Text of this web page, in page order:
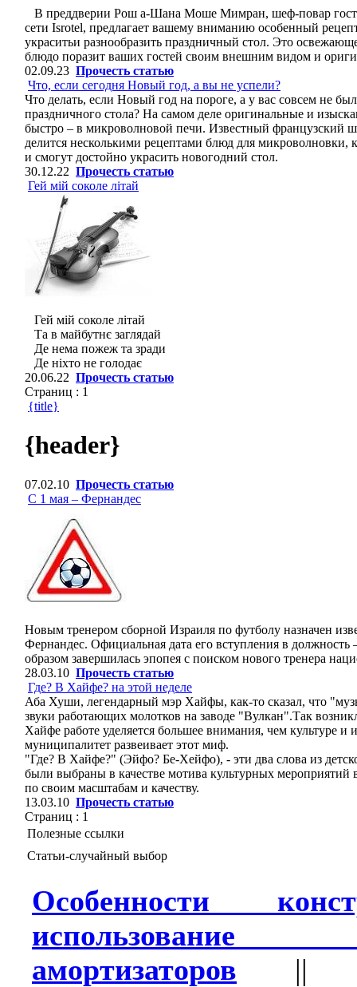
В преддверии Рош а-Шана Моше Мимран, шеф-повар
сети Isrotel, предлагает вашему вниманию особенный
украситьи разнообразить праздничный стол. Это
блюдо поразит ваших гостей своим внешним видом и
02.09.23 Прочесть статью
Что, если сегодня Новый год, а вы не успели?
Что делать, если Новый год на пороге, а у вас совсем не
праздничного стола? На самом деле оригинальные и
быстро – в микроволновой печи. Известный
делится несколькими рецептами блюд для микроволновки,
и смогут достойно украсить новогодний стол.
30.12.22 Прочесть статью
Гей мій соколе літай
Гей мій соколе літай
Та в майбутнє заглядай
Де нема пожеж та зради
Де ніхто не голодає
20.06.22 Прочесть статью
Страниц : 1
{title}
{header}
07.02.10 Прочесть статью
С 1 мая – Фернандес
Новым тренером сборной Израиля по футболу назначен
Фернандес. Официальная дата его вступления в должность
образом завершилась эпопея с поиском нового тренера
28.03.10 Прочесть статью
Где? В Хайфе? на этой неделе
Аба Хуши, легендарный мэр Хайфы, как-то сказал, что
звуки работающих молотков на заводе "Вулкан".Так
Хайфе работе уделяется большее внимания, чем культуре и
муниципалитет развеивает этот миф.
"Где? В Хайфе?" (Эйфо? Бе-Хейфо), - эти два слова из
были выбраны в качестве мотива культурных мероприятий
по своим масштабам и качеству.
13.03.10 Прочесть статью
Страниц : 1
Полезные ссылки
Статьи-случайный выбор
Особенности
использование
амортизаторов